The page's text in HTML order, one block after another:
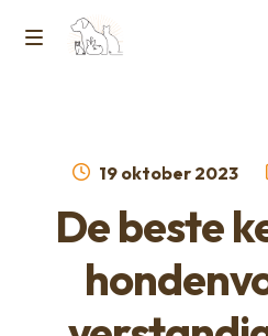
Ga
Ga
Horcon Webshop – GDPR /
Privacybeleid
Over ons
Geplaatst
19 oktober 2023
De beste